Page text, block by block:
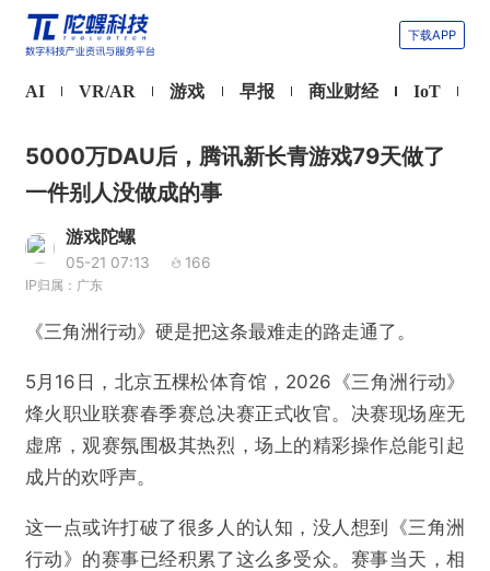
下载APP
AI VR/AR 游戏 早报 商业财经 IoT
5000万DAU后，腾讯新长青游戏79天做了
一件别人没做成的事
游戏陀螺
05-21 07:13 166
IP归属：广东
《三角洲行动》硬是把这条最难走的路走通了。
5月16日，北京五棵松体育馆，2026《三角洲行动》
烽火职业联赛春季赛总决赛正式收官。决赛现场座无
虚席，观赛氛围极其热烈，场上的精彩操作总能引起
成片的欢呼声。
这一点或许打破了很多人的认知，没人想到《三角洲
行动》的赛事已经积累了这么多受众。赛事当天，相